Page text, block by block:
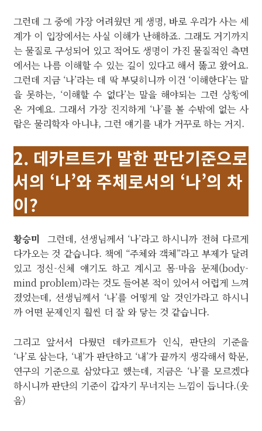
그런데 그 중에 가장 어려웠던 게 생명, 바로 우리가 사는 세
계가 이 입장에서는 사실 이해가 난해하죠. 그래도 거기까지
는 물질로 구성되어 있고 적어도 생명이 가진 물질적인 측면
에서는 나름 이해할 수 있는 길이 있다고 해서 뚫고 왔어요.
그런데 지금 ‘나’라는 데 딱 부딪히니까 이건 ‘이해한다’는 말
을 못하는, ‘이해할 수 없다’는 말을 해야되는 그런 상황에
온 거예요. 그래서 가장 진지하게 ‘나’를 볼 수밖에 없는 사
람은 물리학자 아니냐, 그런 얘기를 내가 거꾸로 하는 거지.
2. 데카르트가 말한 판단기준으로
서의 ‘나’와 주체로서의 ‘나’의 차
이?
황승미 그런데, 선생님께서 ‘나’라고 하시니까 전혀 다르게
다가오는 것 같습니다. 책에 “주체와 객체”라고 부제가 달려
있고 정신-신체 얘기도 하고 계시고 몸-마음 문제(body-
mind problem)라는 것도 들어본 적이 있어서 어렵게 느껴
졌었는데, 선생님께서 ‘나’를 어떻게 알 것인가라고 하시니
까 어떤 문제인지 훨씬 더 잘 와 닿는 것 같습니다.
그리고 앞서서 다뤘던 데카르트가 인식, 판단의 기준을
‘나’로 삼는다, ‘내’가 판단하고 ‘내’가 끝까지 생각해서 학문,
연구의 기준으로 삼았다고 했는데, 지금은 ‘나’를 모르겠다
하시니까 판단의 기준이 갑자기 무너지는 느낌이 듭니다.(웃
음)